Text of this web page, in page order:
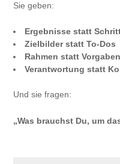
Sie geben:
Ergebnisse statt
Zielbilder statt To-Dos
Rahmen statt Vorgaben
Verantwortung statt
Und sie fragen:
„Was brauchst Du, um